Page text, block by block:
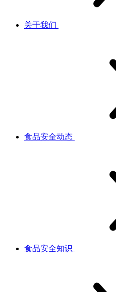
关于我们
食品安全动态
食品安全知识